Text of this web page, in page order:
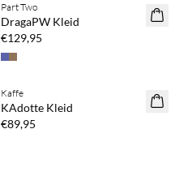
NEUHEITEN
Part Two
DragaPW Kleid
€129,95
NEUHEITEN
Kaufe mind. 2 & spare 20 %
Kaffe
KAdotte Kleid
€89,95